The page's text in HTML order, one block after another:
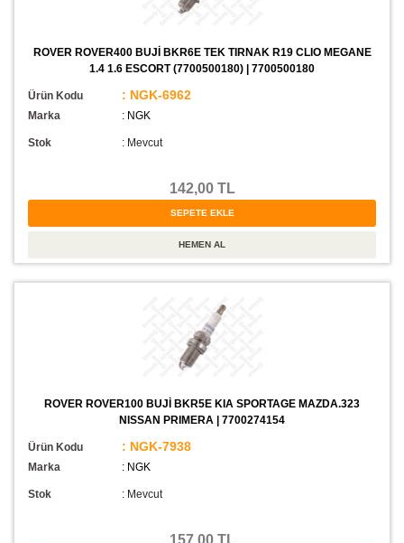
ROVER ROVER400 BUJİ BKR6E TEK TIRNAK R19 CLIO MEGANE
1.4 1.6 ESCORT (7700500180) | 7700500180
Ürün Kodu : NGK-6962
Marka : NGK
Stok : Mevcut
142,00 TL
ROVER ROVER100 BUJİ BKR5E KIA SPORTAGE MAZDA.323
NISSAN PRIMERA | 7700274154
Ürün Kodu : NGK-7938
Marka : NGK
Stok : Mevcut
157,00 TL